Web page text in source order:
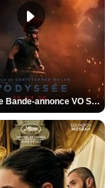
L'Odyssée Bande-annonce VO STFR